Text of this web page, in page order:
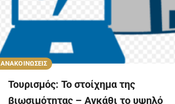
ΑΝΑΚΟΙΝΩΣΕΙΣ
Τουρισμός: Το στοίχημα της
βιωσιμότητας – Αγκάθι το υψηλό